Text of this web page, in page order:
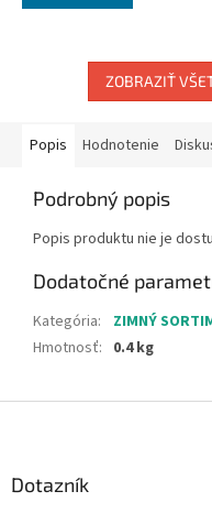
ZOBRAZIŤ
Popis Hodnotenie
Podrobný popis
Popis produktu nie je
Dodatočné
Kategória:
ZIMNÝ
Hmotnosť: 0.4 kg
Dotazník